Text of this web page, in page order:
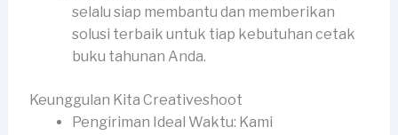
selalu siap membantu dan memberikan
solusi terbaik untuk tiap kebutuhan cetak
buku tahunan Anda.
Keunggulan Kita Creativeshoot
Pengiriman Ideal Waktu: Kami